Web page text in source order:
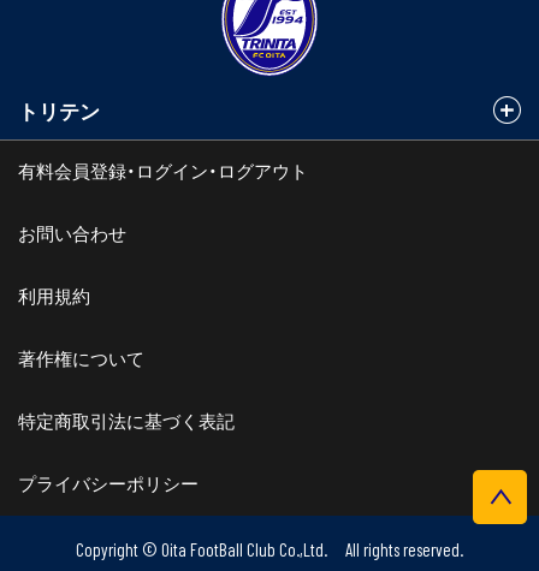
トリテン
有料会員登録・ログイン・ログアウト
お問い合わせ
利用規約
著作権について
特定商取引法に基づく表記
プライバシーポリシー
Copyright © Oita FootBall Club Co.,Ltd. All rights reserved.